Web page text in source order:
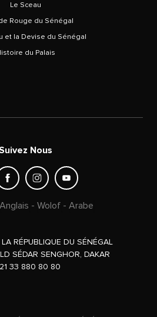
Le Sceau
Rouge du Sénégal
et la Devise du Sénégal
du Palais
Nous
Anglais - Wolof- Arabe
RÉPUBLIQUE DU SÉNÉGAL
SÉDAR SENGHOR, DAKAR
33 880 80 80